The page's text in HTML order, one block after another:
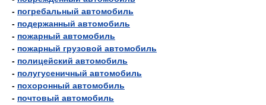
- погребальный автомобиль
- подержанный автомобиль
- пожарный автомобиль
- пожарный грузовой автомобиль
- полицейский автомобиль
- полугусеничный автомобиль
- похоронный автомобиль
- почтовый автомобиль